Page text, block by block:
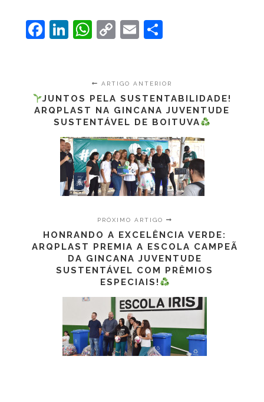
Facebook
LinkedIn
WhatsApp
CopyEmail
ARTIGO ANTERIOR
JUNTOS PELA SUSTENTABILIDADE!
ARQPLAST NA GINCANA JUVENTUDE
SUSTENTÁVEL DE BOITUVA
PRÓXIMO ARTIGO
HONRANDO A EXCELÊNCIA VERDE:
ARQPLAST PREMIA A ESCOLA CAMPEÃ
DA GINCANA JUVENTUDE
SUSTENTÁVEL COM PRÊMIOS
ESPECIAIS!